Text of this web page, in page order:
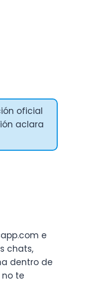
oficial
aclara
e
chats,
dentro de
te